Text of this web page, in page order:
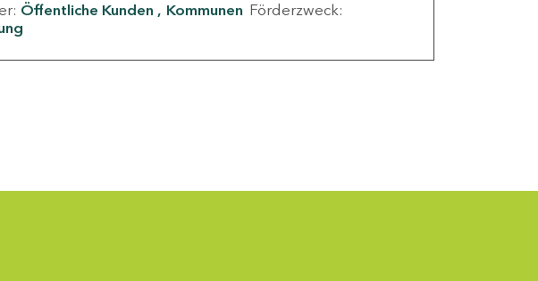
Öffentliche Kunden Kommunen Förderzweck: